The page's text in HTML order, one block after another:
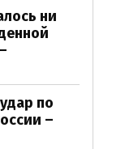
ни
по
–